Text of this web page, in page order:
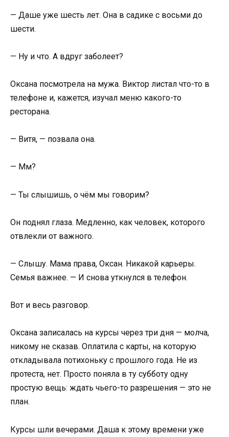
— Даше уже шесть лет. Она в садике с восьми до
шести.
— Ну и что. А вдруг заболеет?
Оксана посмотрела на мужа. Виктор листал что-то в
телефоне и, кажется, изучал меню какого-то
ресторана.
— Витя, — позвала она.
— Мм?
— Ты слышишь, о чём мы говорим?
Он поднял глаза. Медленно, как человек, которого
отвлекли от важного.
— Слышу. Мама права, Оксан. Никакой карьеры.
Семья важнее. — И снова уткнулся в телефон.
Вот и весь разговор.
Оксана записалась на курсы через три дня — молча,
никому не сказав. Оплатила с карты, на которую
откладывала потихоньку с прошлого года. Не из
протеста, нет. Просто поняла в ту субботу одну
простую вещь: ждать чьего-то разрешения — это не
план.
Курсы шли вечерами. Даша к этому времени уже